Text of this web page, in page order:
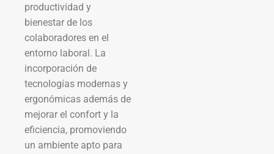
productividad y
bienestar de los
colaboradores en el
entorno laboral. La
incorporación de
tecnologías modernas y
ergonómicas además de
mejorar el confort y la
eficiencia, promoviendo
un ambiente apto para